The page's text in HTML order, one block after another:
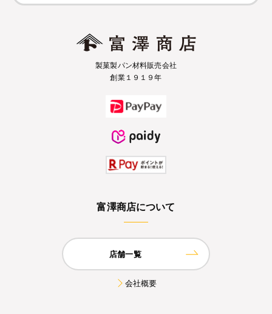
製菓製パン材料販売会社
創業１９１９年
富澤商店について
店舗一覧
会社概要